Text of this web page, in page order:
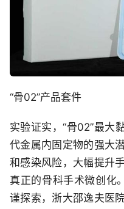
“骨02”产品套件
实验证实，“骨02”最大
代金属内固定物的强大
和感染风险，大幅提升
真正的骨科手术微创化
谨探索，浙大邵逸夫医